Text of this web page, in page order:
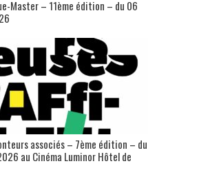
Master – 11ème édition – du 06
associés – 7ème édition – du
au Cinéma Luminor Hôtel de